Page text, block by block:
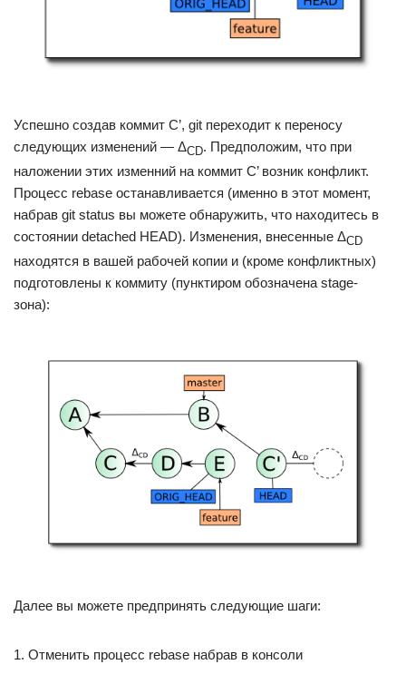
Успешно создав коммит C’, git переходит к переносу
следующих изменений — ΔCD. Предположим, что при
наложении этих изменний на коммит C’ возник конфликт.
Процесс rebase останавливается (именно в этот момент,
набрав git status вы можете обнаружить, что находитесь в
состоянии detached HEAD). Изменения, внесенные ΔCD
находятся в вашей рабочей копии и (кроме конфликтных)
подготовлены к коммиту (пунктиром обозначена stage-
зона):
Далее вы можете предпринять следующие шаги:
1. Отменить процесс rebase набрав в консоли